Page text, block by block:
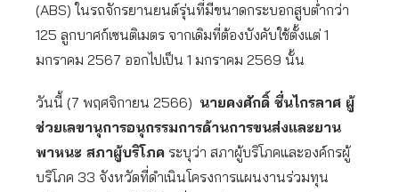
(ABS) ในรถจักรยานยนต์รุ่นที่มีขนาดกระบอกสูบต่ำกว่า
125 ลูกบาศก์เซนติเมตร จากเดิมที่ต้องบังคับใช้ตั้งแต่ 1
มกราคม 2567 ออกไปเป็น 1 มกราคม 2569 นั้น
วันนี้ (7 พฤศจิกายน 2566) นายคงศักดิ์ ชื่นไกรลาศ ผู้
ช่วยเลขานุการอนุกรรมการด้านการขนส่งและยาน
พาหนะ สภาผู้บริโภค ระบุว่า สภาผู้บริโภคและองค์กรผู้
บริโภค 33 จังหวัดที่ดำเนินโครงการแผนงานร่วมทุน